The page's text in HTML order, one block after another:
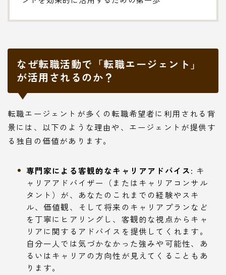
なぜ転職活動で「転職エージェント」
が活用されるのか？
転職エージェントが多くの転職希望者に利用される背
景には、以下のような理由や、エージェントが提供す
る独自の価値があります。
専門家による客観的なキャリアアドバイス: キ
ャリアアドバイザー（またはキャリアコンサル
タント）が、あなたのこれまでの経験やスキ
ル、価値観、そして将来のキャリアプランなど
を丁寧にヒアリングし、客観的な視点からキャ
リアに関するアドバイスを提供してくれます。
自分一人では気づかなかった強みや可能性、あ
るいはキャリアの方向性が見えてくることもあ
ります。